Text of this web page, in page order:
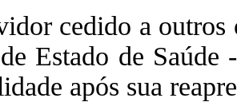
cedido a
Estado de
após sua